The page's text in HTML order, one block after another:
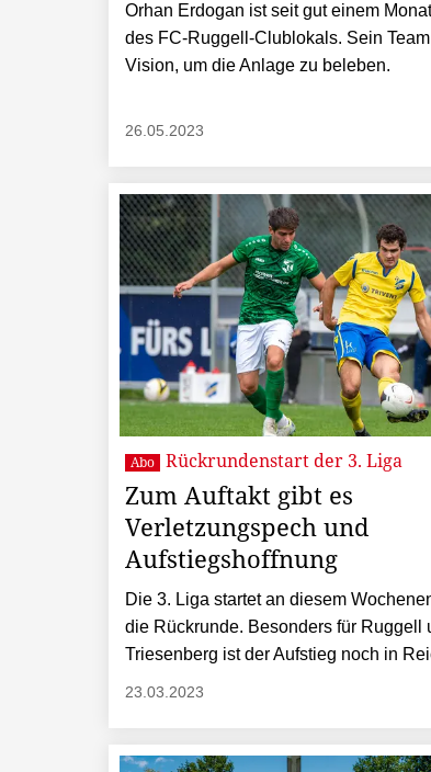
Orhan Erdogan ist seit gut einem
des FC-Ruggell-Clublokals. Sein
Vision, um die Anlage zu beleben.
26.05.2023
Abo Rückrundenstart der 3. Liga
Zum Auftakt gibt es
Verletzungspech und
Aufstiegshoffnung
Die 3. Liga startet an diesem
die Rückrunde. Besonders für Ruggell
Triesenberg ist der Aufstieg noch in
23.03.2023